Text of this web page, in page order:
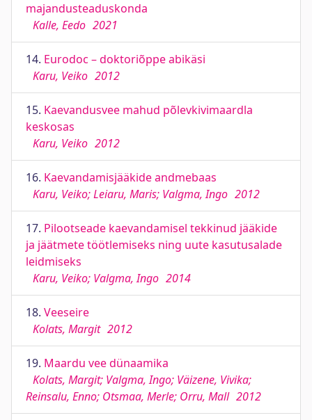
majandusteaduskonda
Kalle, Eedo 2021
14. Eurodoc – doktoriõppe abikäsi
Karu, Veiko 2012
15. Kaevandusvee mahud põlevkivimaardla
keskosas
Karu, Veiko 2012
16. Kaevandamisjääkide andmebaas
Karu, Veiko; Leiaru, Maris; Valgma, Ingo 2012
17. Pilootseade kaevandamisel tekkinud jääkide
ja jäätmete töötlemiseks ning uute kasutusalade
leidmiseks
Karu, Veiko; Valgma, Ingo 2014
18. Veeseire
Kolats, Margit 2012
19. Maardu vee dünaamika
Kolats, Margit; Valgma, Ingo; Väizene, Vivika;
Reinsalu, Enno; Otsmaa, Merle; Orru, Mall 2012